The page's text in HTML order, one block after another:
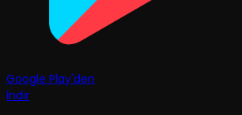
Google Play'den
İndir